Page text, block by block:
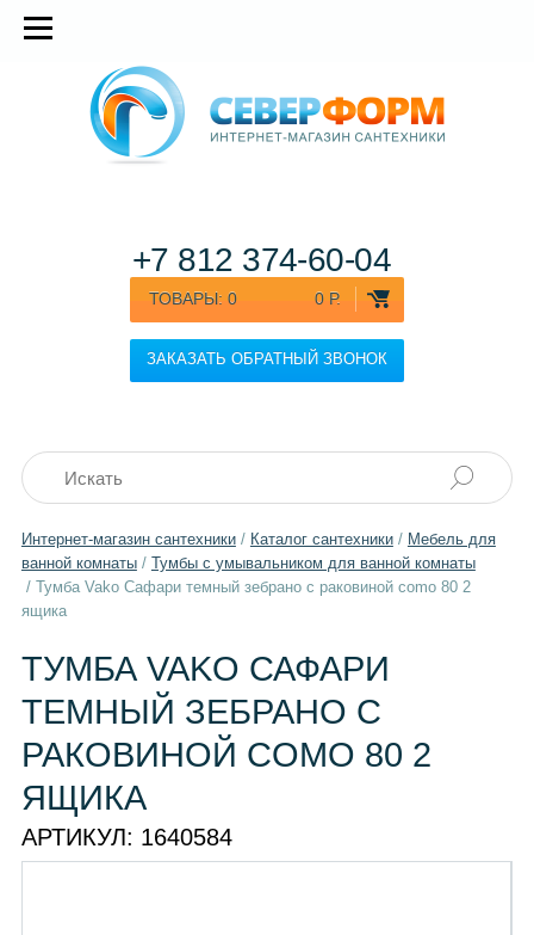
ТОВАРЫ: 0 0 Р.
ЗАКАЗАТЬ ОБРАТНЫЙ ЗВОНОК
+7 812 374-60-04
Интернет-магазин сантехники/ Каталог сантехники/ Мебель для
ванной комнаты/ Тумбы с умывальником для ванной комнаты
/ Тумба Vako Сафари темный зебрано с раковиной como 80 2
ящика
ТУМБА VAKO САФАРИ
ТЕМНЫЙ ЗЕБРАНО С
РАКОВИНОЙ COMO 80 2
ЯЩИКА
АРТИКУЛ: 1640584